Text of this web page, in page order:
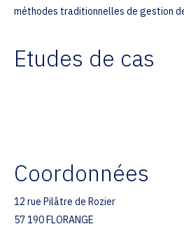
méthodes traditionnelles de gestion
Etudes de cas
Coordonnées
12 rue Pilâtre de Rozier
57 190 FLORANGE